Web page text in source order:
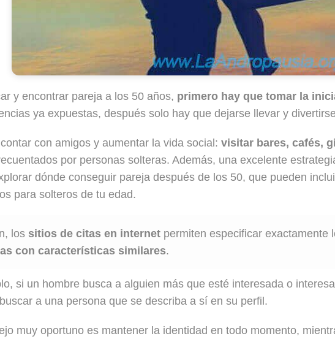
y encontrar pareja a los 50 años, primero hay que tomar la
ya expuestas, después solo hay que dejarse llevar y
con amigos y aumentar la vida social: visitar bares, cafés,
por personas solteras. Además, una excelente
dónde conseguir pareja después de los 50, que pueden
para solteros de tu edad.
los sitios de citas en internet permiten especificar exactamente
con características similares.
si un hombre busca a alguien más que esté interesada o
a una persona que se describa a sí en su perfil.
muy oportuno es mantener la identidad en todo momento,